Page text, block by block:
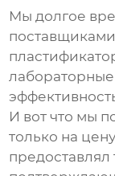
Мы долгое
И вот что мы
только на